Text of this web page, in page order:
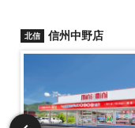
北信 信州中野店